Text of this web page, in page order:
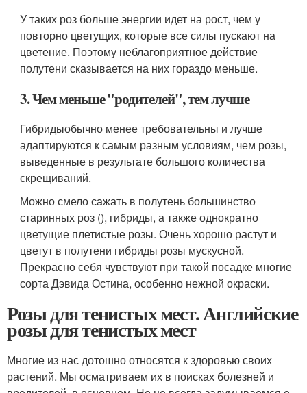
У таких роз больше энергии идет на рост, чем у
повторно цветущих, которые все силы пускают на
цветение. Поэтому неблагоприятное действие
полутени сказывается на них гораздо меньше.
3. Чем меньше "родителей", тем лучше
Гибридыобычно менее требовательны и лучше
адаптируются к самым разным условиям, чем розы,
выведенные в результате большого количества
скрещиваний.
Можно смело сажать в полутень большинство
старинных роз (), гибриды, а также однократно
цветущие плетистые розы. Очень хорошо растут и
цветут в полутени гибриды розы мускусной.
Прекрасно себя чувствуют при такой посадке многие
сорта Дэвида Остина, особенно нежной окраски.
Розы для тенистых мест. Английские
розы для тенистых мест
Многие из нас дотошно относятся к здоровью своих
растений. Мы осматриваем их в поисках болезней и